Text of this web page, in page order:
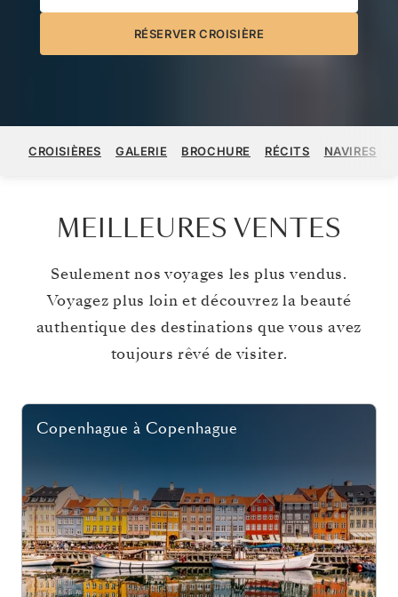
RÉSERVER CROISIÈRE
CROISIÈRES GALERIE BROCHURE RÉCITS NAVIRES
MEILLEURES VENTES
Seulement nos voyages les plus vendus.
Voyagez plus loin et découvrez la beauté
authentique des destinations que vous avez
toujours rêvé de visiter.
Copenhague à Copenhague